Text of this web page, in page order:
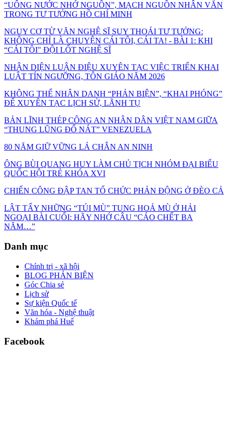
“UỐNG NƯỚC NHỚ NGUỒN”, MẠCH NGUỒN NHÂN VĂN
TRONG TƯ TƯỞNG HỒ CHÍ MINH
NGUY CƠ TỪ VĂN NGHỆ SĨ SUY THOÁI TƯ TƯỞNG:
KHÔNG CHỈ LÀ CHUYỆN CÁI TÔI, CÁI TA! - BÀI 1: KHI
“CÁI TÔI" ĐỘI LỐT NGHỆ SĨ
NHẬN DIỆN LUẬN ĐIỆU XUYÊN TẠC VIỆC TRIỂN KHAI
LUẬT TÍN NGƯỠNG, TÔN GIÁO NĂM 2026
KHÔNG THỂ NHÂN DANH “PHẢN BIỆN”, “KHAI PHÓNG”
ĐỂ XUYÊN TẠC LỊCH SỬ, LÃNH TỤ
BẢN LĨNH THÉP CÔNG AN NHÂN DÂN VIỆT NAM GIỮA
“THUNG LŨNG ĐỔ NÁT” VENEZUELA
80 NĂM GIỮ VỮNG LÁ CHẮN AN NINH
ÔNG BÙI QUANG HUY LÀM CHỦ TỊCH NHÓM ĐẠI BIỂU
QUỐC HỘI TRẺ KHÓA XVI
CHIẾN CÔNG ĐẬP TAN TỔ CHỨC PHẢN ĐỘNG Ở ĐÈO CẢ
LẬT TẨY NHỮNG “TÚI MÙ” TUNG HOẢ MÙ Ở HẢI
NGOẠI BÀI CUỐI: HÃY NHỚ CÂU “CÁO CHẾT BA
NĂM…”
Danh mục
Chính trị - xã hội
BLOG PHẢN BIỆN
Góc Chia sẻ
Lịch sử
Sự kiện Quốc tế
Văn hóa - Nghệ thuật
Khám phá Huế
Facebook